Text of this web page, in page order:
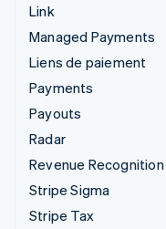
Link
Managed Payments
Liens de paiement
Payments
Payouts
Radar
Revenue Recognition
Stripe Sigma
Stripe Tax